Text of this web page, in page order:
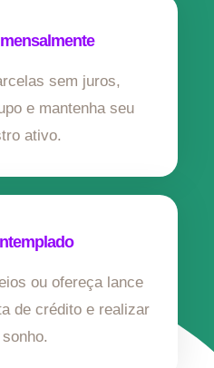
sem juros,
e mantenha seu
ativo.
ou ofereça lance
de crédito e realizar